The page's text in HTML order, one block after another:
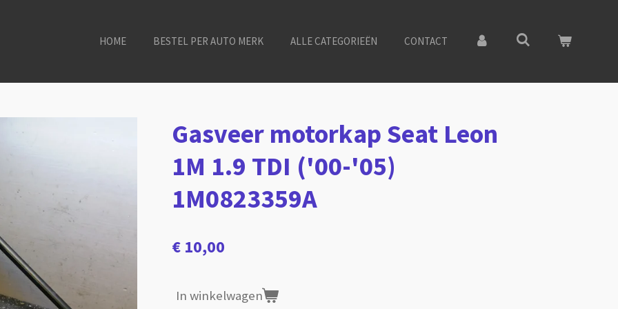
HOME BESTEL PER AUTO MERK ALLE CATEGORIEËN CONTACT
Gasveer motorkap Seat Leon
1M 1.9 TDI ('00-'05)
1M0823359A
€ 10,00
In winkelwagen